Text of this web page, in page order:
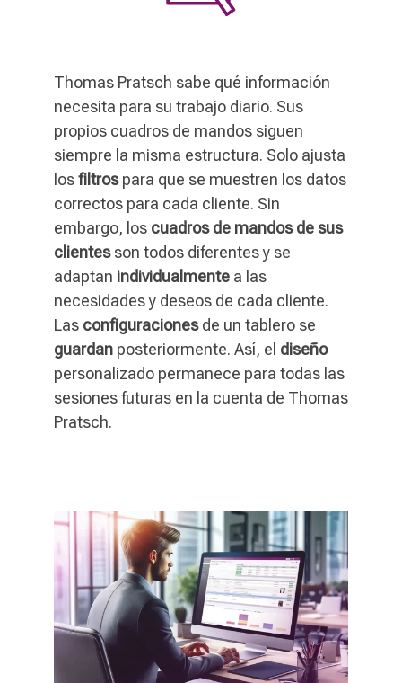
Thomas Pratsch sabe qué información
necesita para su trabajo diario. Sus
propios cuadros de mandos siguen
siempre la misma estructura. Solo ajusta
losfiltrospara que se muestren los datos
correctos para cada cliente. Sin
embargo, los cuadros de mandos de sus
clientesson todos diferentes y se
adaptan individualmente a las
necesidades y deseos de cada cliente.
Las configuracionesde un tablero se
guardan posteriormente. Así, el diseño
personalizado permanece para todas las
sesiones futuras en la cuenta de Thomas
Pratsch.